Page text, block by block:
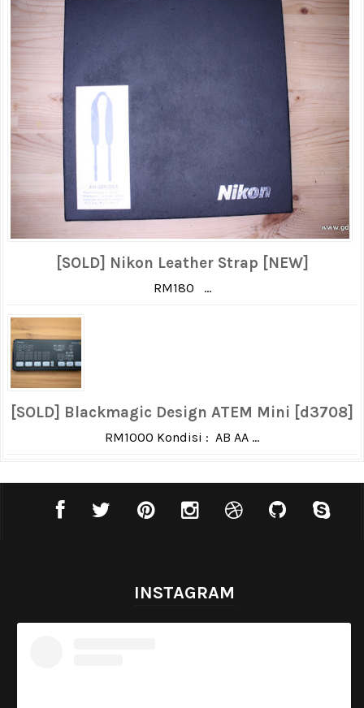
[SOLD] Nikon Leather Strap [NEW]
RM180 ...
[SOLD] Blackmagic Design ATEM Mini [d3708]
RM1000 Kondisi : AB AA ...
INSTAGRAM